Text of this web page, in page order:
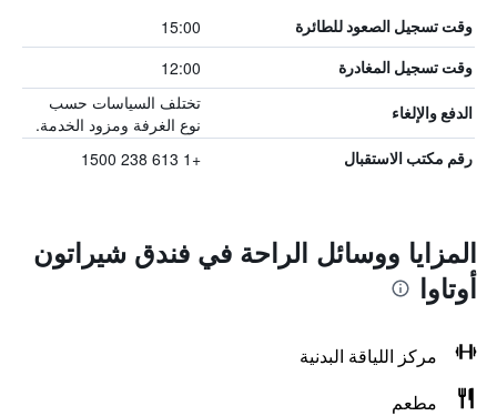
وقت تسجيل الصعود للطائرة 15:00
وقت تسجيل المغادرة 12:00
الدفع والإلغاء
تختلف السياسات حسب
نوع الغرفة ومزود الخدمة.
رقم مكتب الاستقبال +1 613 238 1500
المزايا ووسائل الراحة في فندق شيراتون
أوتاوا
مركز اللياقة البدنية
مطعم